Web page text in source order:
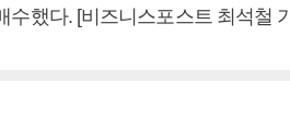
수했다. [비즈니스포스트 최석철